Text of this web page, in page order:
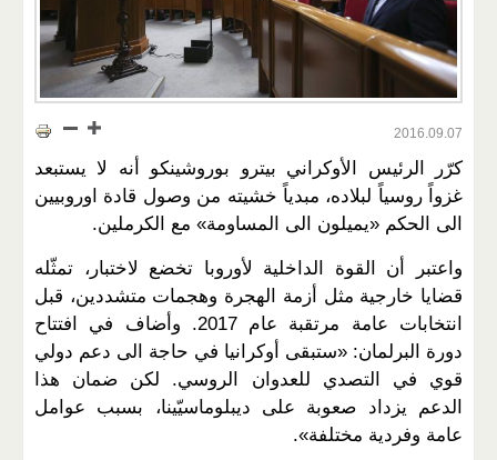
2016.09.07
كرّر الرئيس الأوكراني بيترو بوروشينكو أنه لا يستبعد
غزواً روسياً لبلاده، مبدياً خشيته من وصول قادة اوروبيين
الى الحكم «يميلون الى المساومة» مع الكرملين.
واعتبر أن القوة الداخلية لأوروبا تخضع لاختبار، تمثّله
قضايا خارجية مثل أزمة الهجرة وهجمات متشددين، قبل
انتخابات عامة مرتقبة عام 2017. وأضاف في افتتاح
دورة البرلمان: «ستبقى أوكرانيا في حاجة الى دعم دولي
قوي في التصدي للعدوان الروسي. لكن ضمان هذا
الدعم يزداد صعوبة على ديبلوماسيّينا، بسبب عوامل
عامة وفردية مختلفة».